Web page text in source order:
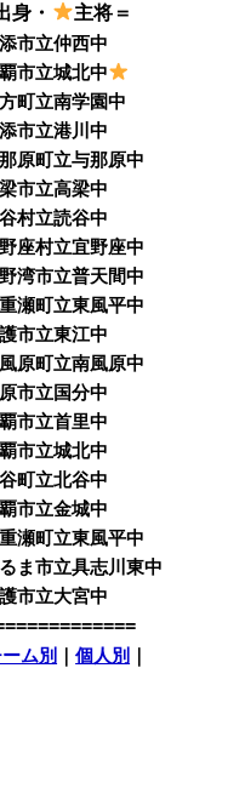
身・ 主将＝
市立仲西中
市立城北中
町立南学園中
市立港川中
原町立与那原中
市立高梁中
村立読谷中
座村立宜野座中
湾市立普天間中
瀬町立東風平中
市立東江中
原町立南風原中
市立国分中
市立首里中
市立城北中
町立北谷中
市立金城中
瀬町立東風平中
市立具志川東中
市立大宮中
ム別 ｜個人別 ｜